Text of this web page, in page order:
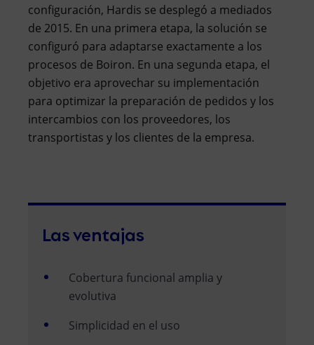
configuración, Hardis se desplegó a mediados
de 2015. En una primera etapa, la solución se
configuró para adaptarse exactamente a los
procesos de Boiron. En una segunda etapa, el
objetivo era aprovechar su implementación
para optimizar la preparación de pedidos y los
intercambios con los proveedores, los
transportistas y los clientes de la empresa.
Las ventajas
Cobertura funcional amplia y
evolutiva
Simplicidad en el uso